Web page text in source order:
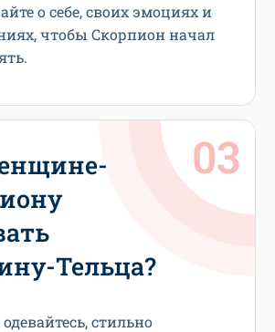
о себе, своих эмоциях и
чтобы Скорпион начал
Тельца?
стильно